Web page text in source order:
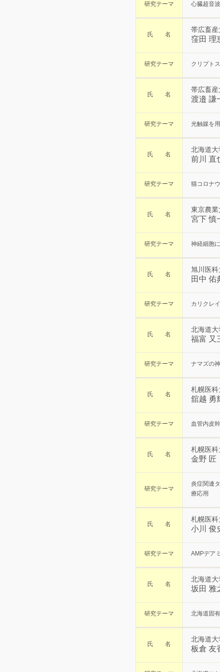
研究テーマ 心臓超音
氏 名
帯広畜
窪田 理
研究テーマ クリプト
氏 名
帯広畜
渡邉 謙
研究テーマ 光触媒を
氏 名
北海道
前川 直
研究テーマ 猫コロナ
氏 名
東京農
宮下 慎
研究テーマ 神経細胞
氏 名
旭川医
田中 佑
研究テーマ カリクレ
氏 名
北海道
福富 又
研究テーマ ナマズの
氏 名
札幌医
舘越 勇
研究テーマ 血管内皮
氏 名
札幌医
金野 匠
研究テーマ
炎症関連
療応用
氏 名
札幌医
小川 俊
研究テーマ AMPデア
氏 名
北海道
坂田 雅
研究テーマ 北海道固
氏 名
北海道
板倉 友